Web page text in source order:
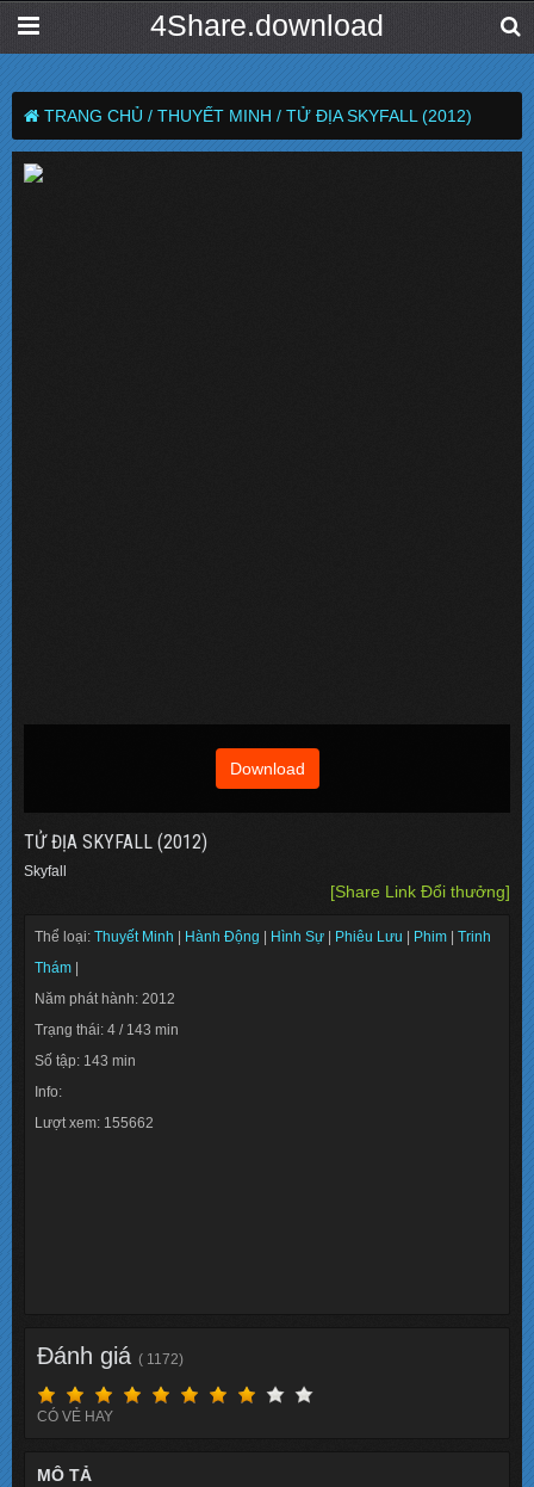
4Share.download
TRANG CHỦ / THUYẾT MINH / TỬ ĐỊA SKYFALL (2012)
Download
TỬ ĐỊA SKYFALL (2012)
Skyfall
[Share Link Đổi thưởng]
Thể loại: Thuyết Minh Hành Động Hình Sự Phiêu Lưu Phim
Trinh
Thám
Năm phát hành: 2012
Trạng thái: 4 / 143 min
Số tập: 143 min
Info:
Lượt xem: 155662
Đánh giá ( 1172)
CÓ VẺ HAY
MÔ TẢ